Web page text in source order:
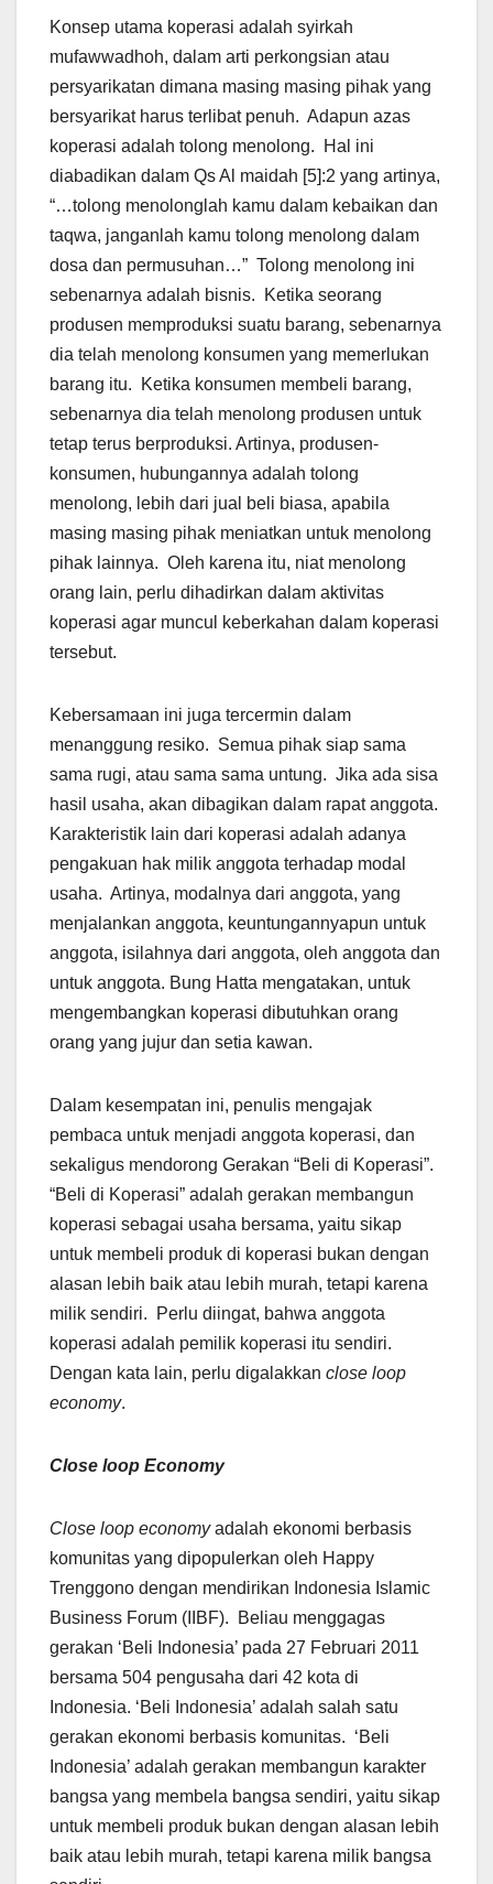
Konsep utama koperasi adalah syirkah
mufawwadhoh, dalam arti perkongsian atau
persyarikatan dimana masing masing pihak yang
bersyarikat harus terlibat penuh. Adapun azas
koperasi adalah tolong menolong. Hal ini
diabadikan dalam Qs Al maidah [5]:2 yang artinya,
“…tolong menolonglah kamu dalam kebaikan dan
taqwa, janganlah kamu tolong menolong dalam
dosa dan permusuhan…” Tolong menolong ini
sebenarnya adalah bisnis. Ketika seorang
produsen memproduksi suatu barang, sebenarnya
dia telah menolong konsumen yang memerlukan
barang itu. Ketika konsumen membeli barang,
sebenarnya dia telah menolong produsen untuk
tetap terus berproduksi. Artinya, produsen-
konsumen, hubungannya adalah tolong
menolong, lebih dari jual beli biasa, apabila
masing masing pihak meniatkan untuk menolong
pihak lainnya. Oleh karena itu, niat menolong
orang lain, perlu dihadirkan dalam aktivitas
koperasi agar muncul keberkahan dalam koperasi
tersebut.
Kebersamaan ini juga tercermin dalam
menanggung resiko. Semua pihak siap sama
sama rugi, atau sama sama untung. Jika ada sisa
hasil usaha, akan dibagikan dalam rapat anggota.
Karakteristik lain dari koperasi adalah adanya
pengakuan hak milik anggota terhadap modal
usaha. Artinya, modalnya dari anggota, yang
menjalankan anggota, keuntungannyapun untuk
anggota, isilahnya dari anggota, oleh anggota dan
untuk anggota. Bung Hatta mengatakan, untuk
mengembangkan koperasi dibutuhkan orang
orang yang jujur dan setia kawan.
Dalam kesempatan ini, penulis mengajak
pembaca untuk menjadi anggota koperasi, dan
sekaligus mendorong Gerakan “Beli di Koperasi”.
“Beli di Koperasi” adalah gerakan membangun
koperasi sebagai usaha bersama, yaitu sikap
untuk membeli produk di koperasi bukan dengan
alasan lebih baik atau lebih murah, tetapi karena
milik sendiri. Perlu diingat, bahwa anggota
koperasi adalah pemilik koperasi itu sendiri.
Dengan kata lain, perlu digalakkan close loop
economy.
Close loop Economy
Close loop economyadalah ekonomi berbasis
komunitas yang dipopulerkan oleh Happy
Trenggono dengan mendirikan Indonesia Islamic
Business Forum (IIBF). Beliau menggagas
gerakan ‘Beli Indonesia’ pada 27 Februari 2011
bersama 504 pengusaha dari 42 kota di
Indonesia. ‘Beli Indonesia’ adalah salah satu
gerakan ekonomi berbasis komunitas. ‘Beli
Indonesia’ adalah gerakan membangun karakter
bangsa yang membela bangsa sendiri, yaitu sikap
untuk membeli produk bukan dengan alasan lebih
baik atau lebih murah, tetapi karena milik bangsa